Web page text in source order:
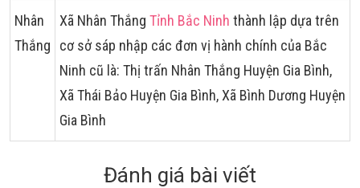
Nhân
Thắng
Xã Nhân Thắng Tỉnh Bắc Ninh thành lập dựa trên
cơ sở sáp nhập các đơn vị hành chính của Bắc
Ninh cũ là: Thị trấn Nhân Thắng Huyện Gia Bình,
Xã Thái Bảo Huyện Gia Bình, Xã Bình Dương Huyện
Gia Bình
Đánh giá bài viết